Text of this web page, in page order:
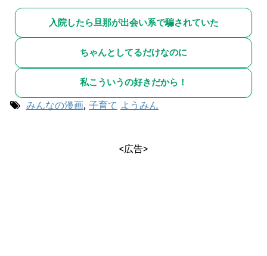
入院したら旦那が出会い系で騙されていた
ちゃんとしてるだけなのに
私こういうの好きだから！
みんなの漫画, 子育て ようみん
<広告>